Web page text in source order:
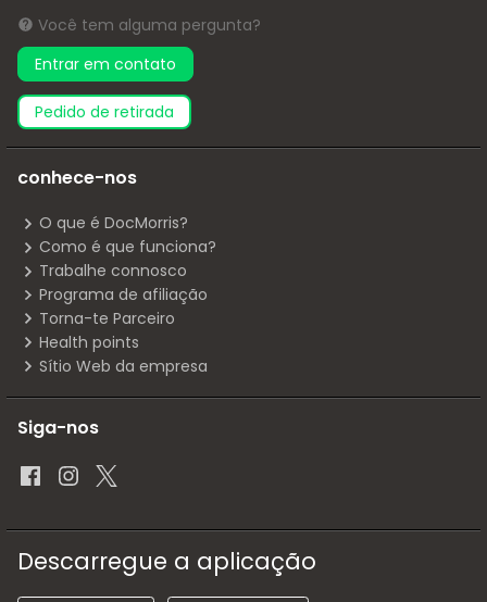
Você tem alguma pergunta?
Entrar em contato
pedido de retirada
conhece-nos
O que é DocMorris?
Como é que funciona?
Trabalhe connosco
Programa de afiliação
Torna-te Parceiro
Health points
Sítio Web da empresa
Siga-nos
Descarregue a aplicação